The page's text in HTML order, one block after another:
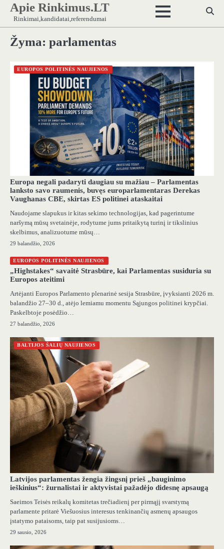
Skip
content
Apie Rinkimus.LT
Rinkimai,kandidatai,referendumai
Žyma: parlamentas
EUROPOS POLITINĖS NAUJIENOS
Europa negali padaryti daugiau su mažiau – Parlamentas
lanksto savo raumenis, buvęs europarlamentaras Derekas
Vaughanas CBE, skirtas ES politinei ataskaitai
Naudojame slapukus ir kitas sekimo technologijas, kad pagerintume
naršymą mūsų svetainėje, rodytume jums pritaikytą turinį ir tikslinius
skelbimus, analizuotume mūsų…
29 balandžio, 2026
EUROPOS POLITINĖS NAUJIENOS
„Highstakes“ savaitė Strasbūre, kai Parlamentas susiduria su
Europos ateitimi
Artėjanti Europos Parlamento plenarinė sesija Strasbūre, įvyksianti 2026 m.
balandžio 27–30 d., atėjo lemiamu momentu Sąjungos politinei krypčiai.
Paskelbtoje posėdžio…
27 balandžio, 2026
BALTIJOS ŠALIŲ NAUJIENOS
Latvijos parlamentas žengia žingsnį prieš „bauginimo
ieškinius“: žurnalistai ir aktyvistai pažadėjo didesnę apsaugą
Saeimos Teisės reikalų komitetas trečiadienį per pirmąjį svarstymą
parlamente pritarė Viešuosius interesus tenkinančių asmenų apsaugos
įstatymo pataisoms, taip pat susijusioms…
29 sausio, 2026